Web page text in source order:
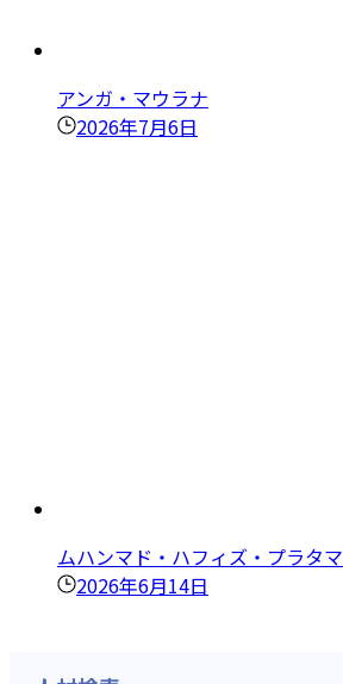
アンガ・マウラナ
2026年7月6日
ムハンマド・ハフィズ・プラタマ
2026年6月14日